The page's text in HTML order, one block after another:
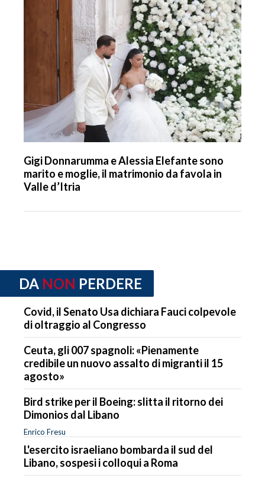
Gigi Donnarumma e Alessia Elefante sono
marito e moglie, il matrimonio da favola in
Valle d’Itria
DA NON PERDERE
Covid, il Senato Usa dichiara Fauci colpevole
di oltraggio al Congresso
Ceuta, gli 007 spagnoli: «Pienamente
credibile un nuovo assalto di migranti il 15
agosto»
Bird strike per il Boeing: slitta il ritorno dei
Dimonios dal Libano
Enrico Fresu
L'esercito israeliano bombarda il sud del
Libano, sospesi i colloqui a Roma